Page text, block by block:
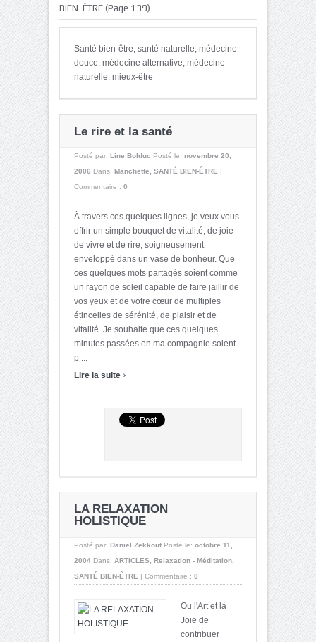
BIEN-ÊTRE (Page 139)
Santé bien-être, santé naturelle, médecine
douce, médecine alternative, médecine
naturelle, mieux-être
Le rire et la santé
Posté par: Line Bolduc Posté le: novembre 20,
2006 Dans: Manchette SANTÉ BIEN-ÊTRE |
Commentaire : 0
À travers ces quelques lignes, je veux vous
offrir un simple bouquet de vitalité, de joie
de vivre et de rire, soigneusement
enveloppé dans un vase de bonheur. Que
ces quelques mots partagés soient comme
un rayon de soleil capable de faire jaillir de
vos yeux et de votre cœur de multiples
étincelles de sérénité, de plaisir et de
vitalité. Je souhaite que ces quelques
minutes passées en ma compagnie soient
p ...
Lire la suite ›
LA RELAXATION
HOLISTIQUE
Posté par: Daniel Zekkout Posté le: octobre 11,
2004 Dans: ARTICLES Relaxation - Méditation
SANTÉ BIEN-ÊTRE | Commentaire : 0
Ou l'Art et la
Joie de
contribuer